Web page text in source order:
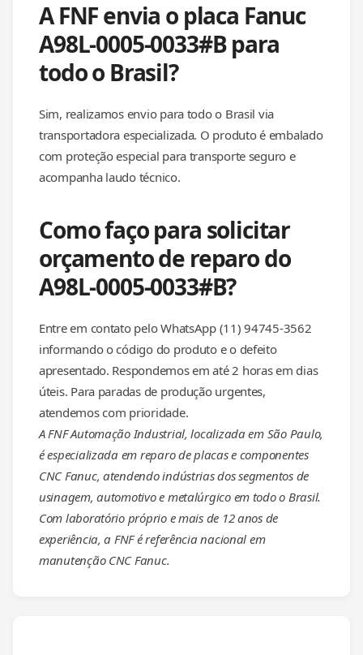
A FNF envia o placa Fanuc
A98L-0005-0033#B para
todo o Brasil?
Sim, realizamos envio para todo o Brasil via
transportadora especializada. O produto é embalado
com proteção especial para transporte seguro e
acompanha laudo técnico.
Como faço para solicitar
orçamento de reparo do
A98L-0005-0033#B?
Entre em contato pelo WhatsApp (11) 94745-3562
informando o código do produto e o defeito
apresentado. Respondemos em até 2 horas em dias
úteis. Para paradas de produção urgentes,
atendemos com prioridade.
A FNF Automação Industrial, localizada em São Paulo,
é especializada em reparo de placas e componentes
CNC Fanuc, atendendo indústrias dos segmentos de
usinagem, automotivo e metalúrgico em todo o Brasil.
Com laboratório próprio e mais de 12 anos de
experiência, a FNF é referência nacional em
manutenção CNC Fanuc.